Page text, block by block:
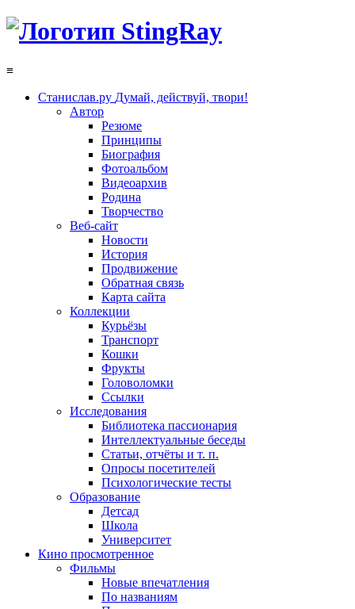
≡
Станислав.ру Думай, действуй, твори!
Автор
Резюме
Принципы
Биография
Фотоальбом
Видеоархив
Родина
Творчество
Веб-сайт
Новости
История
Продвижение
Обратная связь
Карта сайта
Коллекции
Курьёзы
Транспорт
Кошки
Фрукты
Головоломки
Ссылки
Исследования
Библиотека пассионария
Интеллектуальные беседы
Статьи, отчёты и т. п.
Опросы посетителей
Психологические тесты
Образование
Детсад
Школа
Университет
Кино просмотренное
Фильмы
Новые впечатления
По названиям